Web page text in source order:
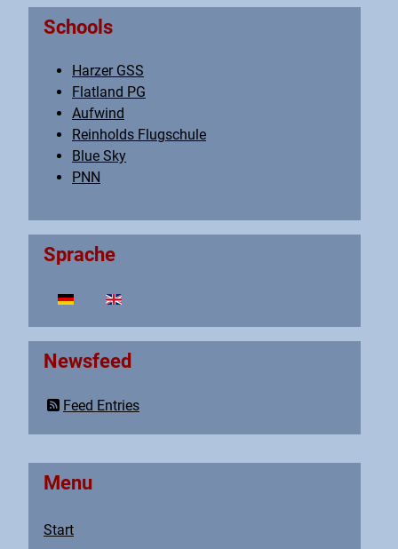
Menu
Start
Schools
Harzer GSS
Flatland PG
Aufwind
Reinholds Flugschule
Blue Sky
PNN
Sprache
Select your language
Newsfeed
Feed Entries